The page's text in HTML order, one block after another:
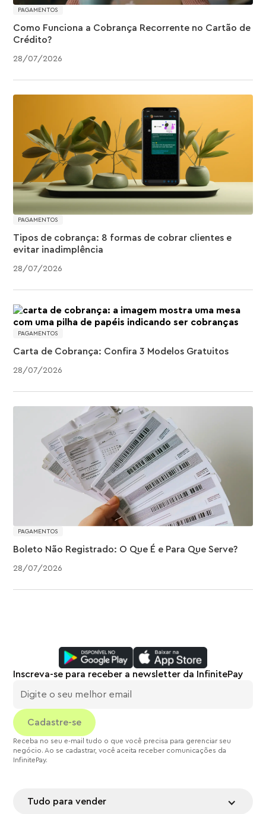
PAGAMENTOS
28/07/2026
Como Funciona a Cobrança Recorrente no Cartão de
Crédito?
PAGAMENTOS
28 /07/2026
Tipos de cobrança: 8 formas de cobrar clientes e
evitar inadimplência
PAGAMENTOS
28 /07/2026
Carta de Cobrança: Confira 3 Modelos Gratuitos
PAGAMENTOS
28 /07/2026
Boleto Não Registrado: O Que É e Para Que Serve?
Tudo para vender
Inscreva-se para receber a newsletter da InfinitePay
Receba no seu e-mail tudo o que você precisa para gerenciar seu
negócio. Ao se cadastrar, você aceita receber comunicações da
InfinitePay.